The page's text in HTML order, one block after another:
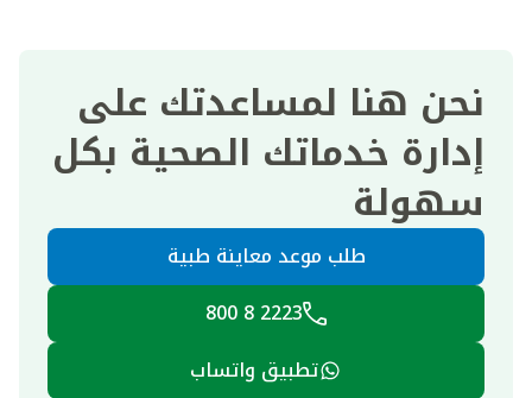
نحن هنا لمساعدتك على
إدارة خدماتك الصحية بكل
سهولة
طلب موعد معاينة طبية
2223 8 800
تطبيق واتساب